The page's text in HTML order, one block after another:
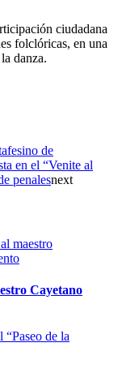
ciudadana
folclóricas, en una
danza.
de
en el “Venite al
penalesnext
Cayetano